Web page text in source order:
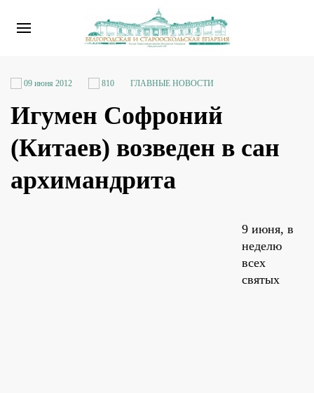
09 июня 2012 810 ГЛАВНЫЕ НОВОСТИ
Игумен Софроний
(Китаев) возведен в сан
архимандрита
9 июня, в
неделю
всех
святых